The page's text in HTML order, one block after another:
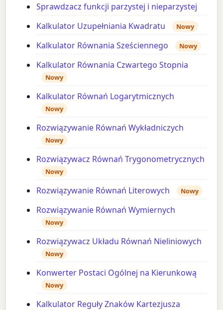
Sprawdzacz funkcji parzystej i nieparzystej
Kalkulator Uzupełniania Kwadratu
Nowy
Kalkulator Równania Sześciennego Nowy
Kalkulator Równania Czwartego Stopnia
Nowy
Kalkulator Równań Logarytmicznych
Nowy
Rozwiązywanie Równań Wykładniczych
Nowy
Rozwiązywacz Równań Trygonometrycznych
Nowy
Rozwiązywanie Równań Literowych Nowy
Rozwiązywanie Równań Wymiernych
Nowy
Rozwiązywacz Układu Równań Nieliniowych
Nowy
Konwerter Postaci Ogólnej na Kierunkową
Nowy
Kalkulator Reguły Znaków Kartezjusza